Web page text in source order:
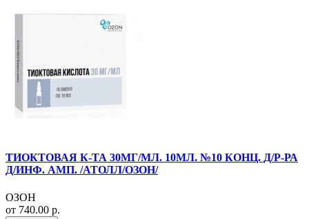
ТИОКТОВАЯ К-ТА 30МГ/МЛ. 10МЛ. №10 КОНЦ. Д/Р-РА
Д/ИНФ. АМП. /АТОЛЛ/ОЗОН/
ОЗОН
от 740.00 р.